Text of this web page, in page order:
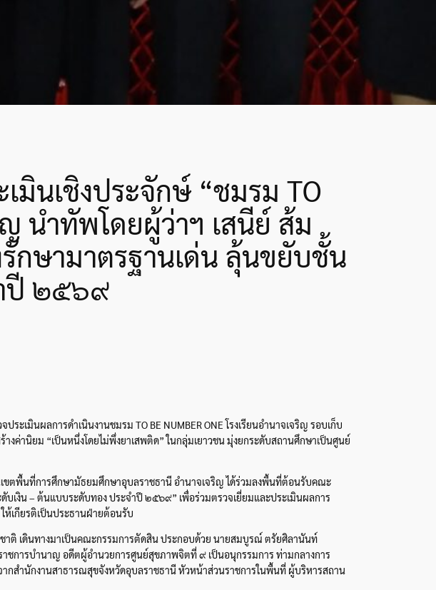
มินเชิงประจักษ์ “ชมรม TO
ญ นำทัพโดยผู้ว่าฯ เสนีย์ ส้ม
กษามาตรฐานเด่น ลุ้นขยับชั้น
ปี ๒๕๖๙
มินผลการดำเนินงานชมรม TO BE NUMBER ONE โรงเรียนอำนาจเจริญ รอบเก็บ
ค่านิยม “เป็นหนึ่งโดยไม่พึ่งยาเสพติด” ในกลุ่มเยาวชน มุ่งยกระดับสถานศึกษาเป็นศูนย์
ขตพื้นที่การศึกษามัธยมศึกษาอุบลราชธานี อำนาจเจริญ ได้ร่วมลงพื้นที่ต้อนรับคณะ
บเงิน – ต้นแบบระดับทอง ประจำปี ๒๕๖๙” เพื่อร่วมตรวจเยี่ยมและประเมินผลการ
ห้เกียรติเป็นประธานฝ่ายต้อนรับ
าติ เดินทางมาเป็นคณะกรรมการตัดสิน ประกอบด้วย นายสมบูรณ์ ตรัยศิลานันท์
ชการบำนาญ อดีตผู้อำนวยการศูนย์สุขภาพจิตที่ ๙ เป็นอนุกรรมการ ท่ามกลางการ
สำนักงานสาธารณสุขจังหวัดอุบลราชธานี หัวหน้าส่วนราชการในพื้นที่ ผู้บริหารสถาน